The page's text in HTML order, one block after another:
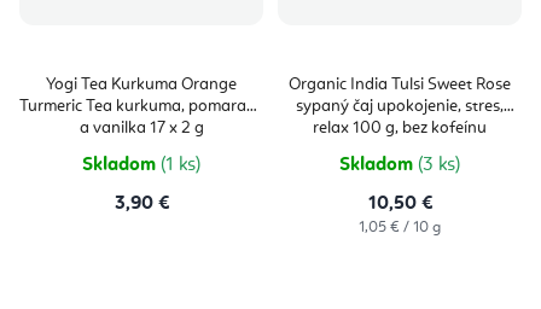
Yogi Tea Kurkuma Orange
Turmeric Tea kurkuma, pomaranč
a vanilka 17 x 2 g
Skladom (1 ks)
3,90 €
Organic India Tulsi Sweet Rose
sypaný čaj upokojenie, stres,
relax 100 g, bez kofeínu
Skladom (3 ks)
10,50 €
Jednotková
1,05 € / 10 g